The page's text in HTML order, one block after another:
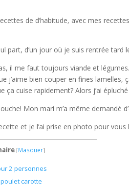
de d’habitude, avec mes
part, d’un jour où je suis rentrée tard
il me faut toujours viande et
j’aime bien couper en fines lamelles,
ça cuise rapidement? Alors j’ai
Mon mari m’a même demandé
et je l’ai prise en photo pour vous
[Masquer]
2 personnes
carotte